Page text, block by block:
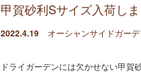
甲賀砂利Sサイズ入荷し
2022.4.19 オーシャンサイドガー
ドライガーデンには欠かせない甲